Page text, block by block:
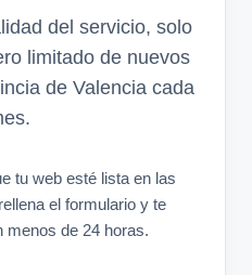
del servicio, solo
limitado de nuevos
de Valencia cada
tu web esté lista en las
el formulario y te
menos de 24 horas.